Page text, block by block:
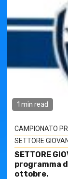
1 min read
CAMPIONATO
SETTORE
SETTORE
programma
ottobre.